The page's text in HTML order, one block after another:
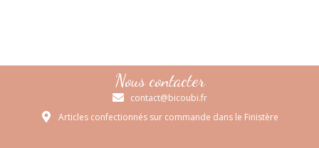
Nous contacter
contact@bicoubi.fr
Articles confectionnés sur commande dans le Finistère